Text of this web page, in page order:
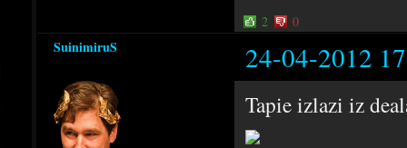
2 0
SuinimiruS 24-04-2012
Tapie izlazi iz